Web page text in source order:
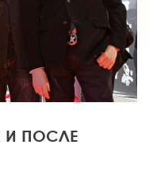
И ПОСЛЕ